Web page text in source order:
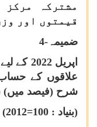
مشترکہ
قیمتوں اور
ضمیمہ-4
اپریل
علاقوں کے
شرح (فیصد
(بنیاد : 2012=100
)